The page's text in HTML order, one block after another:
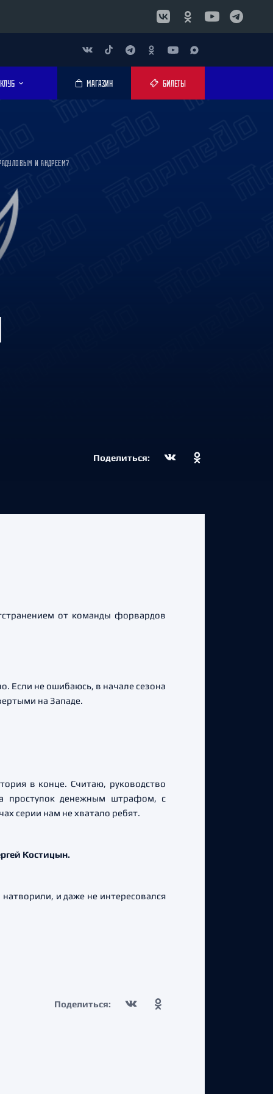
КЛУБ МАГАЗИН БИЛЕТЫ
И АНДРЕЕМ?
Поделиться:
от команды форвардов
Если не ошибаюсь, в начале сезона
на Западе.
в конце. Считаю, руководство
проступок денежным штрафом, с
серии нам не хватало ребят.
Костицын.
и даже не интересовался
Поделиться: